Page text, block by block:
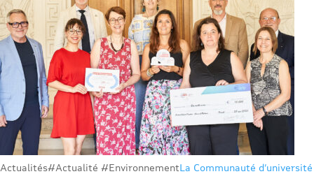
Actualités#Actualité #EnvironnementLa Communauté d’université